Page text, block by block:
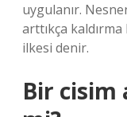
uygulanır.
arttıkça
ilkesi denir.
Bir cisim